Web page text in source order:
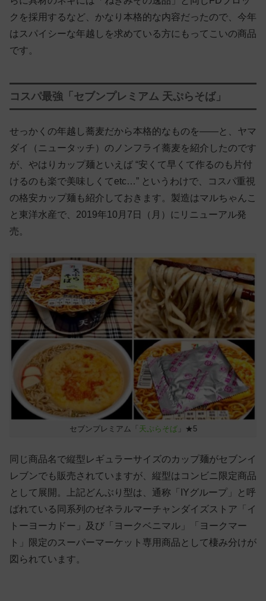
クを採用するなど、かなり本格的な内容だったので、今年
はスパイシーな年越しを求めている方にもってこいの商品
です。
コスパ最強「セブンプレミアム 天ぷらそば」
せっかくの年越し蕎麦だから本格的なものを——と、ヤマ
ダイ（ニュータッチ）のノンフライ蕎麦を紹介したのです
が、やはりカップ麺といえば “安くて早くて作るのも片付
けるのも楽で美味しくてetc…” というわけで、コスパ重視
の格安カップ麺も紹介しておきます。製造はマルちゃんこ
と東洋水産で、2019年10月7日（月）にリニューアル発
売。
セブンプレミアム「 天ぷらそば」★5
同じ商品名で縦型レギュラーサイズのカップ麺がセブンイ
レブンでも販売されていますが、縦型はコンビニ限定商品
として展開。上記どんぶり型は、通称「IYグループ」と呼
ばれている同系列のゼネラルマーチャンダイズストア「イ
トーヨーカドー」及び「ヨークベニマル」「ヨークマー
ト」限定のスーパーマーケット専用商品として棲み分けが
図られています。